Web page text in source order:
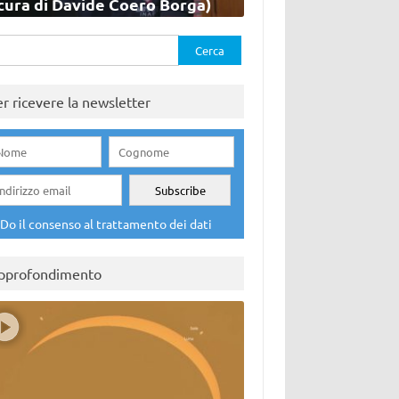
ricevere la newsletter
Do il consenso al trattamento dei dati